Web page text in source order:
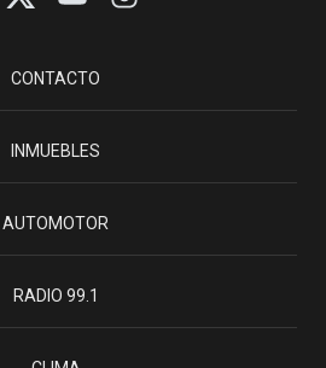
CONTACTO
INMUEBLES
AUTOMOTOR
RADIO 99.1